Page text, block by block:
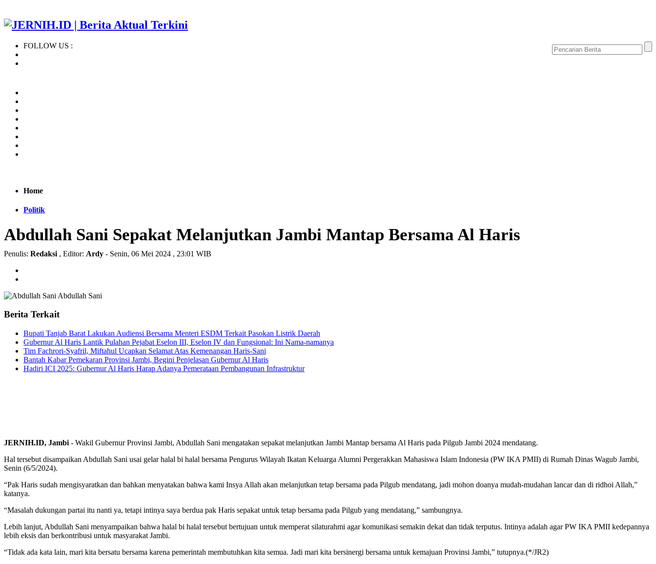
FOLLOW US :
Home
Politik
Abdullah Sani Sepakat Melanjutkan Jambi Mantap Bersama Al Haris
Penulis: Redaksi , Editor: Ardy - Senin, 06 Mei 2024 , 23:01 WIB
Abdullah Sani
Berita Terkait
Bupati Tanjab Barat Lakukan Audiensi Bersama Menteri ESDM Terkait Pasokan Listrik Daerah
Gubernur Al Haris Lantik Pulahan Pejabat Eselon III, Eselon IV dan Fungsional: Ini Nama-namanya
Tim Fachrori-Syafril, Miftahul Ucapkan Selamat Atas Kemenangan Haris-Sani
Bantah Kabar Pemekaran Provinsi Jambi, Begini Penjelasan Gubernur Al Haris
Hadiri ICI 2025: Gubernur Al Haris Harap Adanya Pemerataan Pembangunan Infrastruktur
JERNIH.ID, Jambi - Wakil Gubernur Provinsi Jambi, Abdullah Sani mengatakan sepakat melanjutkan Jambi Mantap bersama Al Haris pada Pilgub Jambi 2024 mendatang.
Hal tersebut disampaikan Abdullah Sani usai gelar halal bi halal bersama Pengurus Wilayah Ikatan Keluarga Alumni Pergerakkan Mahasiswa Islam Indonesia (PW IKA PMII) di Rumah Dinas Wagub Jambi,
Senin (6/5/2024).
“Pak Haris sudah mengisyaratkan dan bahkan menyatakan bahwa kami Insya Allah akan melanjutkan tetap bersama pada Pilgub mendatang, jadi mohon doanya mudah-mudahan lancar dan di ridhoi Allah,”
katanya.
“Masalah dukungan partai itu nanti ya, tetapi intinya saya berdua pak Haris sepakat untuk tetap bersama pada Pilgub yang mendatang,” sambungnya.
Lebih lanjut, Abdullah Sani menyampaikan bahwa halal bi halal tersebut bertujuan untuk memperat silaturahmi agar komunikasi semakin dekat dan tidak terputus. Intinya adalah agar PW IKA PMII kedepannya
lebih eksis dan berkontribusi untuk masyarakat Jambi.
“Tidak ada kata lain, mari kita bersatu bersama karena pemerintah membutuhkan kita semua. Jadi mari kita bersinergi bersama untuk kemajuan Provinsi Jambi,” tutupnya.(*/JR2)